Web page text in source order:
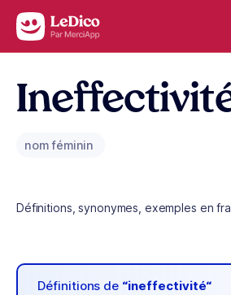
Aller au contenu
nom féminin
Définitions, synonymes, exemples en
Définitions de “ineffectivité“